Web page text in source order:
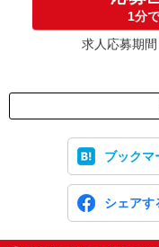
1分
求人応募期
ブックマ
シェアす